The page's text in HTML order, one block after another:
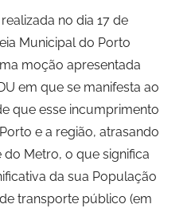
r
P
C
P
C
i
d
a
d
no dia 17 de
Municipal do Porto
moção apresentada
em que se manifesta ao
que esse incumprimento
e a região, atrasando
Metro, o que significa
da sua População
transporte público (em